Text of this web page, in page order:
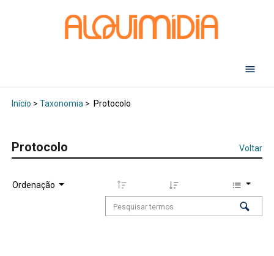
Início > Taxonomia> Protocolo
Protocolo Voltar
Ordenação